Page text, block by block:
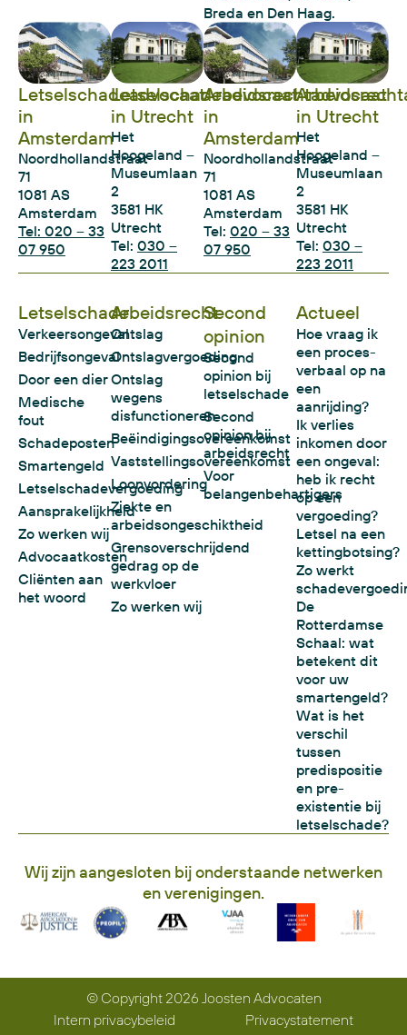
Breda en Den Haag.
Letselschadeadvocaat
in
Amsterdam
Noordhollandstraat
71
1081 AS
Amsterdam
Tel: 020 – 33
07 950
Letselschadeadvocaat
in Utrecht
Het
Hoogeland –
Museumlaan
2
3581 HK
Utrecht
Tel: 030 –
223 2011
Arbeidsrechtadvocaat
in
Amsterdam
Noordhollandstraat
71
1081 AS
Amsterdam
Tel: 020 – 33
07 950
in Utrecht
Het
Hoogeland –
Museumlaan
2
3581 HK
Utrecht
Tel: 030 –
223 2011
Letselschade
Verkeersongeval
Bedrijfsongeval
Door een dier
Medische
fout
Schadeposten
Smartengeld
Letselschadevergoeding
Aansprakelijkheid
Zo werken wij
Advocaatkosten
Cliënten aan
het woord
Arbeidsrecht
Ontslag
Ontslagvergoeding
Ontslag
wegens
disfunctioneren
Beëindigingsovereenkomst
Vaststellingsovereenkomst
Loonvordering
Ziekte en
arbeidsongeschiktheid
Grensoverschrijdend
gedrag op de
werkvloer
Zo werken wij
Second
opinion
Second
opinion bij
letselschade
Second
opinion bij
arbeidsrecht
Voor
belangenbehartigers
Actueel
Hoe vraag ik
een proces-
verbaal op na
een
aanrijding?
Ik verlies
inkomen door
een ongeval:
heb ik recht
op een
vergoeding?
Letsel na een
kettingbotsing?
Zo werkt
De
Rotterdamse
Schaal: wat
betekent dit
voor uw
smartengeld?
Wat is het
verschil
tussen
predispositie
en pre-
existentie bij
letselschade?
Wij zijn aangesloten bij onderstaande netwerken
en verenigingen.
© Copyright 2026 Joosten Advocaten
Intern privacybeleid
Privacystatement